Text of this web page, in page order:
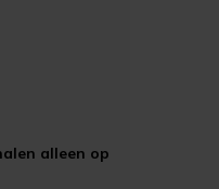
alleen op